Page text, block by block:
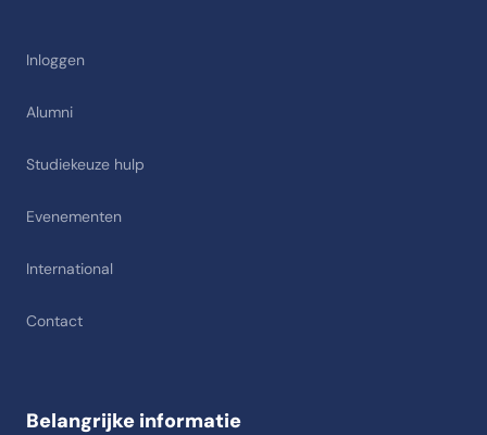
Inloggen
Alumni
Studiekeuze hulp
Evenementen
International
Contact
Belangrijke informatie